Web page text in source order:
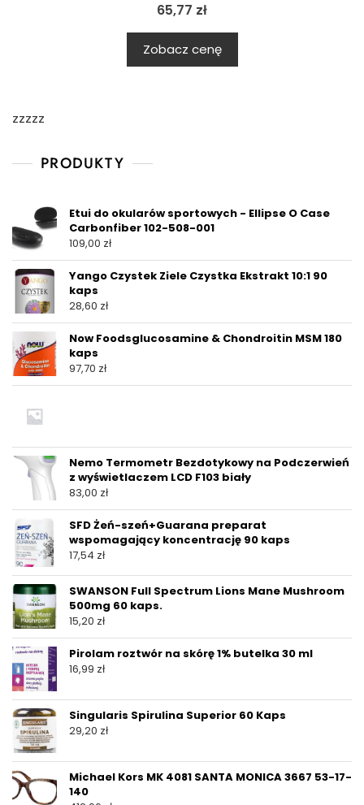
65,77 zł
Zobacz cenę
zzzzz
PRODUKTY
Etui do okularów sportowych - Ellipse O Case
Carbonfiber 102-508-001
109,00 zł
Yango Czystek Ziele Czystka Ekstrakt 10:1 90
kaps
28,60 zł
Now Foodsglucosamine & Chondroitin MSM 180
kaps
97,70 zł
Nemo Termometr Bezdotykowy na Podczerwień
z wyświetlaczem LCD F103 biały
83,00 zł
SFD Żeń-szeń+Guarana preparat
wspomagający koncentrację 90 kaps
17,54 zł
SWANSON Full Spectrum Lions Mane Mushroom
500mg 60 kaps.
15,20 zł
Pirolam roztwór na skórę 1% butelka 30 ml
16,99 zł
Singularis Spirulina Superior 60 Kaps
29,20 zł
Michael Kors MK 4081 SANTA MONICA 3667 53-17-
140